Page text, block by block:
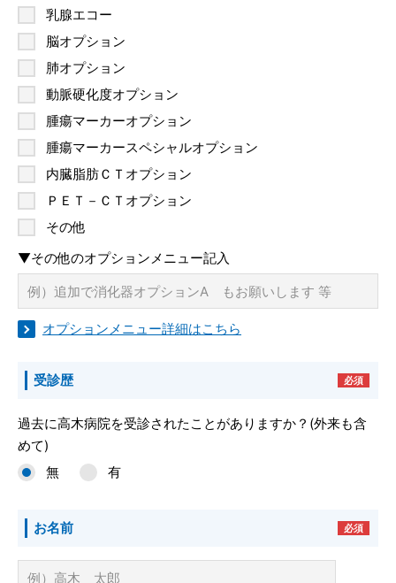
乳腺エコー
脳オプション
肺オプション
動脈硬化度オプション
腫瘍マーカーオプション
腫瘍マーカースペシャルオプション
内臓脂肪ＣＴオプション
ＰＥＴ－ＣＴオプション
その他
▼その他のオプションメニュー記入
オプションメニュー詳細はこちら
受診歴 必須
過去に高木病院を受診されたことがありますか？(外来も含
めて)
無
有
お名前 必須